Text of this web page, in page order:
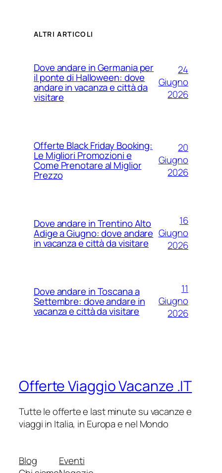
ALTRI ARTICOLI
Dove andare in Germania per
il ponte di Halloween: dove
andare in vacanza e città da
visitare
24
Giugno
2026
Offerte Black Friday Booking:
Le Migliori Promozioni e
Come Prenotare al Miglior
Prezzo
20
Giugno
2026
Dove andare in Trentino Alto
Adige a Giugno: dove andare
in vacanza e città da visitare
16
Giugno
2026
Dove andare in Toscana a
Settembre: dove andare in
vacanza e città da visitare
11
Giugno
2026
Offerte Viaggio Vacanze .IT
Tutte le offerte e last minute su vacanze e
viaggi in Italia, in Europa e nel Mondo
Blog
Eventi